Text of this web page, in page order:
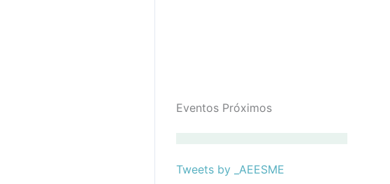
Eventos Próximos
Tweets by _AEESME